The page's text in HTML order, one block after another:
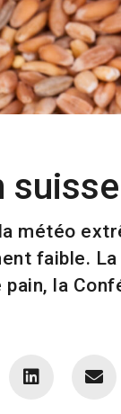
météo
faible.
pain, la